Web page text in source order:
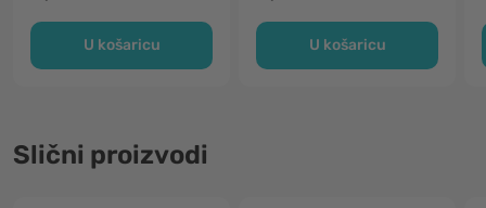
U košaricu U košaricu
Slični proizvodi